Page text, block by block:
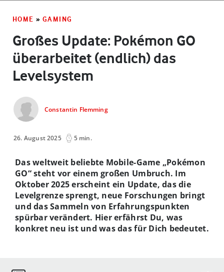
HOME » GAMING
Großes Update: Pokémon GO
überarbeitet (endlich) das
Levelsystem
Constantin Flemming
26. August 2025 5 min.
Das weltweit beliebte Mobile-Game „Pokémon
GO“ steht vor einem großen Umbruch. Im
Oktober 2025 erscheint ein Update, das die
Levelgrenze sprengt, neue Forschungen bringt
und das Sammeln von Erfahrungspunkten
spürbar verändert. Hier erfährst Du, was
konkret neu ist und was das für Dich bedeutet.